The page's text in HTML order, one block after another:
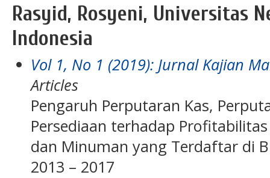
Rasyid, Rosyeni, Universitas
Indonesia
Vol 1, No 1 (2019): Jurnal Kajian
Articles
Pengaruh Perputaran Kas,
Persediaan terhadap
dan Minuman yang Terdaftar di
2013 – 2017